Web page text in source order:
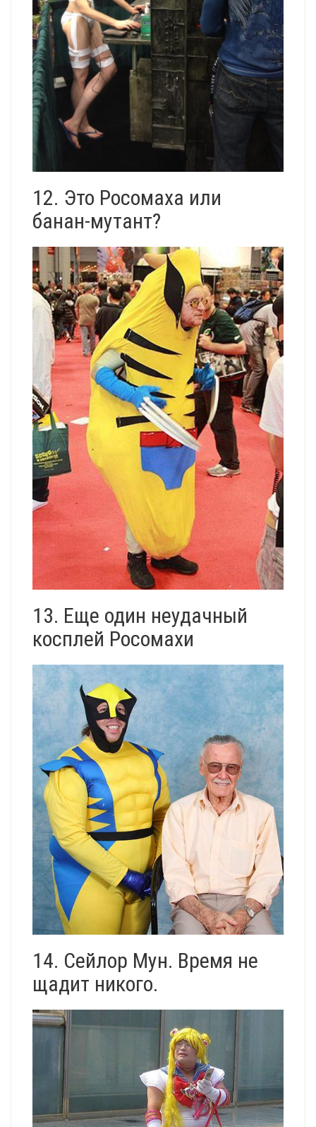
12. Это Росомаха или
банан-мутант?
13. Еще один неудачный
косплей Росомахи
14. Сейлор Мун. Время не
щадит никого.